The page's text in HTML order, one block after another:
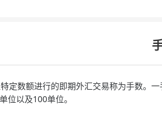
数额进行的即期外汇交易称为手数。一
位以及100单位。